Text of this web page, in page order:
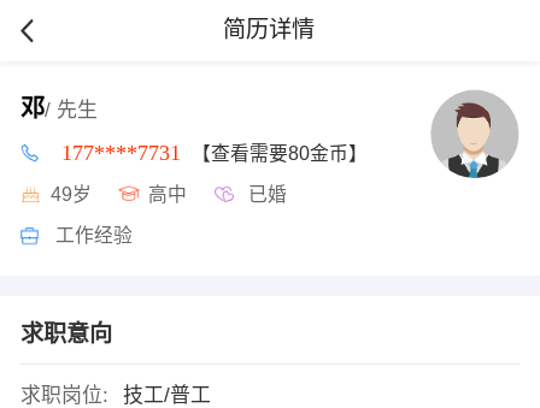
简历详情
邓/ 先生
177****7731 【查看需要80金币】
49岁 高中 已婚
工作经验
求职意向
求职岗位:
技工/普工